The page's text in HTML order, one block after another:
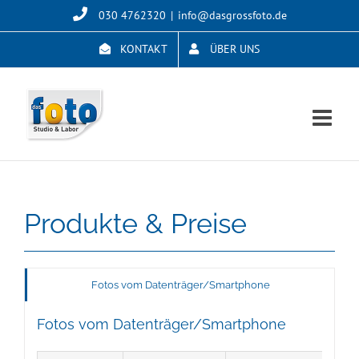
030 4762320 | info@dasgrossfoto.de
KONTAKT ÜBER UNS
Produkte & Preise
Fotos vom Datenträger/Smartphone
Fotos vom Datenträger/Smartphone